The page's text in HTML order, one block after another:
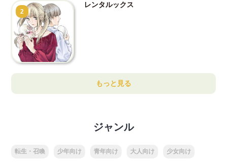
2
レンタルックス
もっと見る
ジャンル
転生・召喚 少年向け 青年向け 大人向け 少女向け